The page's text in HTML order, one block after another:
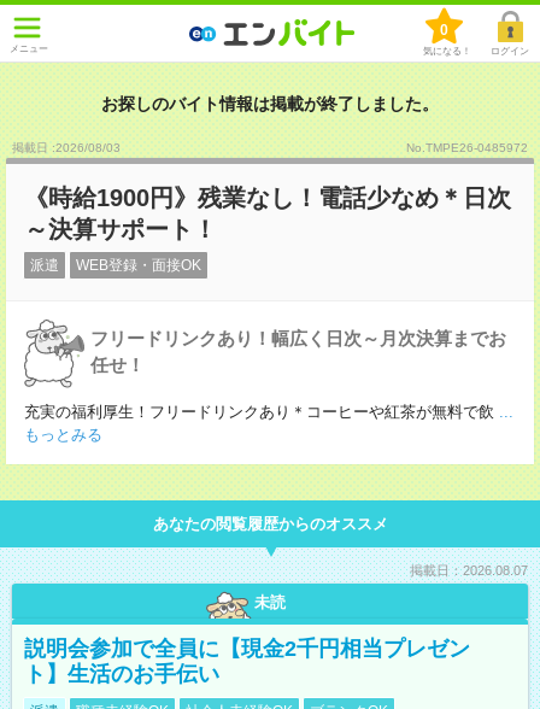
メニュー
0
気になる！ ログイン
お探しのバイト情報は掲載が終了しました。
掲載日 :2026/08/03 No.TMPE26-0485972
《時給1900円》残業なし！電話少なめ＊日次
～決算サポート！
派遣 WEB登録・面接OK
フリードリンクあり！幅広く日次～月次決算までお
任せ！
充実の福利厚生！フリードリンクあり＊コーヒーや紅茶が無料で飲 ...
もっとみる
あなたの閲覧履歴からのオススメ
掲載日：2026.08.07
未読
説明会参加で全員に【現金2千円相当プレゼン
ト】生活のお手伝い